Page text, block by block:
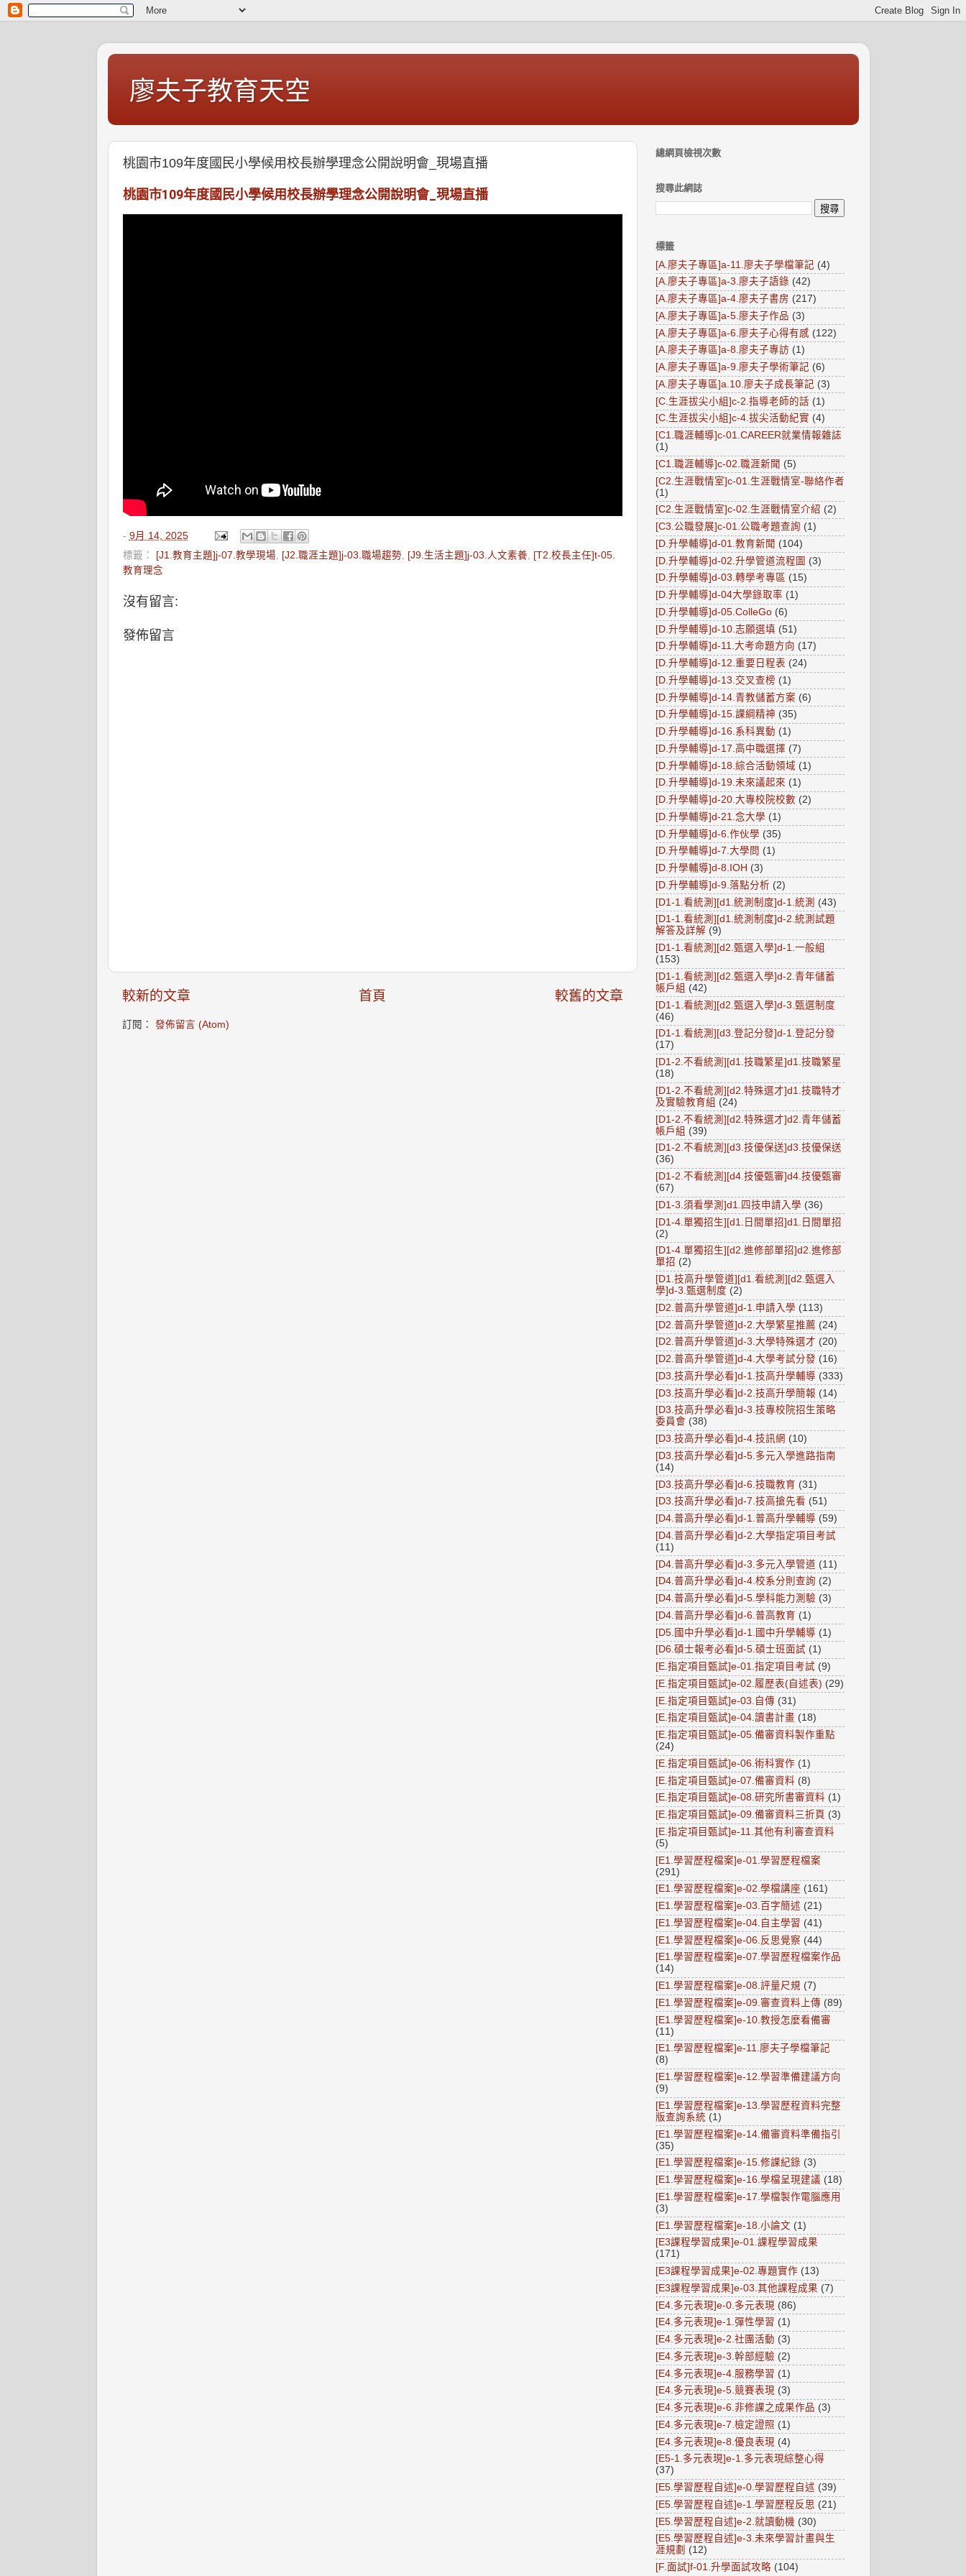
廖夫子教育天空
桃園市109年度國民小學候用校長辦學理念公開說明會_現場直播
桃園市109年度國民小學候用校長辦學理念公開說明會_現場直播
- 9月 14, 2025
標籤：
[J1.教育主題]j-07.教學現場, [J2.職涯主題]j-03.職場趨勢, [J9.生活主題]j-03.人文素養, [T2.校長主任]t-05.
教育理念
沒有留言:
發佈留言
較新的文章 較舊的文章
首頁
訂閱： 發佈留言 (Atom)
總網頁檢視次數
搜尋此網誌
標籤
[A.廖夫子專區]a-11.廖夫子學檔筆記 (4)
[A.廖夫子專區]a-3.廖夫子語錄 (42)
[A.廖夫子專區]a-4.廖夫子書房 (217)
[A.廖夫子專區]a-5.廖夫子作品 (3)
[A.廖夫子專區]a-6.廖夫子心得有感 (122)
[A.廖夫子專區]a-8.廖夫子專訪 (1)
[A.廖夫子專區]a-9.廖夫子學術筆記 (6)
[A.廖夫子專區]a.10.廖夫子成長筆記 (3)
[C.生涯拔尖小組]c-2.指導老師的話 (1)
[C.生涯拔尖小組]c-4.拔尖活動紀實 (4)
[C1.職涯輔導]c-01.CAREER就業情報雜誌
(1)
[C1.職涯輔導]c-02.職涯新聞 (5)
[C2.生涯戰情室]c-01.生涯戰情室-聯絡作者
(1)
[C2.生涯戰情室]c-02.生涯戰情室介紹 (2)
[C3.公職發展]c-01.公職考題查詢 (1)
[D.升學輔導]d-01.教育新聞 (104)
[D.升學輔導]d-02.升學管道流程圖 (3)
[D.升學輔導]d-03.轉學考專區 (15)
[D.升學輔導]d-04大學錄取率 (1)
[D.升學輔導]d-05.ColleGo (6)
[D.升學輔導]d-10.志願選填 (51)
[D.升學輔導]d-11.大考命題方向 (17)
[D.升學輔導]d-12.重要日程表 (24)
[D.升學輔導]d-13.交叉查榜 (1)
[D.升學輔導]d-14.青教儲蓄方案 (6)
[D.升學輔導]d-15.課綱精神 (35)
[D.升學輔導]d-16.系科異動 (1)
[D.升學輔導]d-17.高中職選擇 (7)
[D.升學輔導]d-18.綜合活動領域 (1)
[D.升學輔導]d-19.未來議起來 (1)
[D.升學輔導]d-20.大專校院校數 (2)
[D.升學輔導]d-21.念大學 (1)
[D.升學輔導]d-6.作伙學 (35)
[D.升學輔導]d-7.大學問 (1)
[D.升學輔導]d-8.IOH (3)
[D.升學輔導]d-9.落點分析 (2)
[D1-1.看統測][d1.統測制度]d-1.統測 (43)
[D1-1.看統測][d1.統測制度]d-2.統測試題
解答及詳解 (9)
[D1-1.看統測][d2.甄選入學]d-1.一般組
(153)
[D1-1.看統測][d2.甄選入學]d-2.青年儲蓄
帳戶組 (42)
[D1-1.看統測][d2.甄選入學]d-3.甄選制度
(46)
[D1-1.看統測][d3.登記分發]d-1.登記分發
(17)
[D1-2.不看統測][d1.技職繁星]d1.技職繁星
(18)
[D1-2.不看統測][d2.特殊選才]d1.技職特才
及實驗教育組 (24)
[D1-2.不看統測][d2.特殊選才]d2.青年儲蓄
帳戶組 (39)
[D1-2.不看統測][d3.技優保送]d3.技優保送
(36)
[D1-2.不看統測][d4.技優甄審]d4.技優甄審
(67)
[D1-3.須看學測]d1.四技申請入學 (36)
[D1-4.單獨招生][d1.日間單招]d1.日間單招
(2)
[D1-4.單獨招生][d2.進修部單招]d2.進修部
單招 (2)
[D1.技高升學管道][d1.看統測][d2.甄選入
學]d-3.甄選制度 (2)
[D2.普高升學管道]d-1.申請入學 (113)
[D2.普高升學管道]d-2.大學繁星推薦 (24)
[D2.普高升學管道]d-3.大學特殊選才 (20)
[D2.普高升學管道]d-4.大學考試分發 (16)
[D3.技高升學必看]d-1.技高升學輔導 (333)
[D3.技高升學必看]d-2.技高升學簡報 (14)
[D3.技高升學必看]d-3.技專校院招生策略
委員會 (38)
[D3.技高升學必看]d-4.技訊網 (10)
[D3.技高升學必看]d-5.多元入學進路指南
(14)
[D3.技高升學必看]d-6.技職教育 (31)
[D3.技高升學必看]d-7.技高搶先看 (51)
[D4.普高升學必看]d-1.普高升學輔導 (59)
[D4.普高升學必看]d-2.大學指定項目考試
(11)
[D4.普高升學必看]d-3.多元入學管道 (11)
[D4.普高升學必看]d-4.校系分則查詢 (2)
[D4.普高升學必看]d-5.學科能力測驗 (3)
[D4.普高升學必看]d-6.普高教育 (1)
[D5.國中升學必看]d-1.國中升學輔導 (1)
[D6.碩士報考必看]d-5.碩士班面試 (1)
[E.指定項目甄試]e-01.指定項目考試 (9)
[E.指定項目甄試]e-02.履歷表(自述表) (29)
[E.指定項目甄試]e-03.自傳 (31)
[E.指定項目甄試]e-04.讀書計畫 (18)
[E.指定項目甄試]e-05.備審資料製作重點
(24)
[E.指定項目甄試]e-06.術科實作 (1)
[E.指定項目甄試]e-07.備審資料 (8)
[E.指定項目甄試]e-08.研究所書審資料 (1)
[E.指定項目甄試]e-09.備審資料三折頁 (3)
[E.指定項目甄試]e-11.其他有利審查資料
(5)
[E1.學習歷程檔案]e-01.學習歷程檔案
(291)
[E1.學習歷程檔案]e-02.學檔講座 (161)
[E1.學習歷程檔案]e-03.百字簡述 (21)
[E1.學習歷程檔案]e-04.自主學習 (41)
[E1.學習歷程檔案]e-06.反思覺察 (44)
[E1.學習歷程檔案]e-07.學習歷程檔案作品
(14)
[E1.學習歷程檔案]e-08.評量尺規 (7)
[E1.學習歷程檔案]e-09.審查資料上傳 (89)
[E1.學習歷程檔案]e-10.教授怎麼看備審
(11)
[E1.學習歷程檔案]e-11.廖夫子學檔筆記
(8)
[E1.學習歷程檔案]e-12.學習準備建議方向
(9)
[E1.學習歷程檔案]e-13.學習歷程資料完整
版查詢系統 (1)
[E1.學習歷程檔案]e-14.備審資料準備指引
(35)
[E1.學習歷程檔案]e-15.修課紀錄 (3)
[E1.學習歷程檔案]e-16.學檔呈現建議 (18)
[E1.學習歷程檔案]e-17.學檔製作電腦應用
(3)
[E1.學習歷程檔案]e-18.小論文 (1)
[E3課程學習成果]e-01.課程學習成果
(171)
[E3課程學習成果]e-02.專題實作 (13)
[E3課程學習成果]e-03.其他課程成果 (7)
[E4.多元表現]e-0.多元表現 (86)
[E4.多元表現]e-1.彈性學習 (1)
[E4.多元表現]e-2.社團活動 (3)
[E4.多元表現]e-3.幹部經驗 (2)
[E4.多元表現]e-4.服務學習 (1)
[E4.多元表現]e-5.競賽表現 (3)
[E4.多元表現]e-6.非修課之成果作品 (3)
[E4.多元表現]e-7.檢定證照 (1)
[E4.多元表現]e-8.優良表現 (4)
[E5-1.多元表現]e-1.多元表現綜整心得
(37)
[E5.學習歷程自述]e-0.學習歷程自述 (39)
[E5.學習歷程自述]e-1.學習歷程反思 (21)
[E5.學習歷程自述]e-2.就讀動機 (30)
[E5.學習歷程自述]e-3.未來學習計畫與生
涯規劃 (12)
[F.面試]f-01.升學面試攻略 (104)